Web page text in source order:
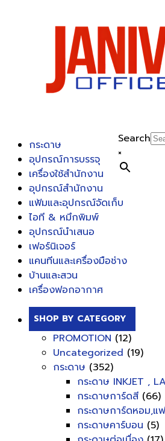
Search
×
กระดาษ
อุปกรณ์การบรรจุ
เครื่องใช้สำนักงาน
อุปกรณ์สำนักงาน
แฟ้มและอุปกรณ์จัดเก็บ
ไอที & หมึกพิมพ์
อุปกรณ์นำเสนอ
เฟอร์นิเจอร์
แคนทีนและเครื่องมือช่าง
บ้านและสวน
เครื่องฟอกอากาศ
SHOP BY CATEGORY
PROMOTION (12)
Uncategorized (19)
กระดาษ (352)
กระดาษ INKJET ,
กระดาษการ์ดสี (66)
กระดาษการ์ดหอม,แ
กระดาษคาร์บอน (5)